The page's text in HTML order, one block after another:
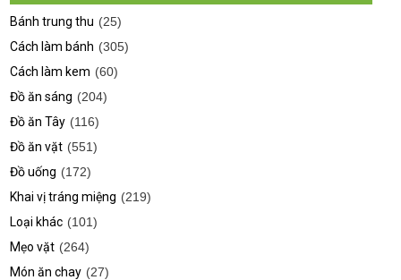
Bánh trung thu (25)
Cách làm bánh (305)
Cách làm kem (60)
Đồ ăn sáng (204)
Đồ ăn Tây (116)
Đồ ăn vặt (551)
Đồ uống (172)
Khai vị tráng miệng (219)
Loại khác (101)
Mẹo vặt (264)
Món ăn chay (27)